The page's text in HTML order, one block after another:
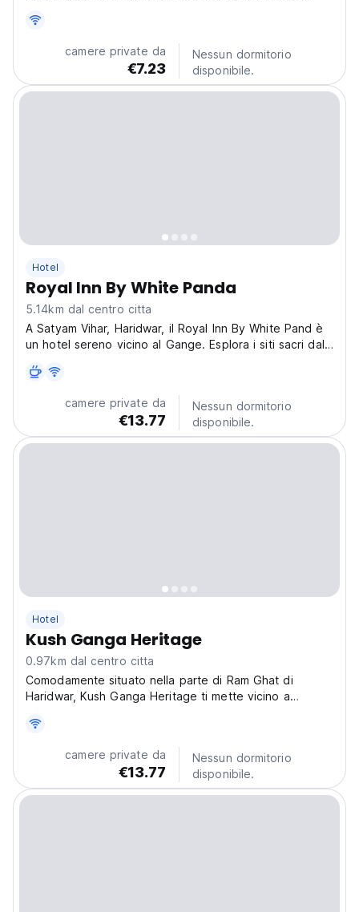
camere private da
€7.23
Nessun dormitorio
disponibile.
Hotel
Royal Inn By White Panda
5.14km dal centro citta
A Satyam Vihar, Haridwar, il Royal Inn By White Pand è
un hotel sereno vicino al Gange. Esplora i siti sacri dalla
spirituali. (Auto-translated from original language)
camere private da
€13.77
Nessun dormitorio
disponibile.
Hotel
Kush Ganga Heritage
0.97km dal centro citta
Comodamente situato nella parte di Ram Ghat di
Haridwar, Kush Ganga Heritage ti mette vicino a
camere private da
€13.77
Nessun dormitorio
disponibile.